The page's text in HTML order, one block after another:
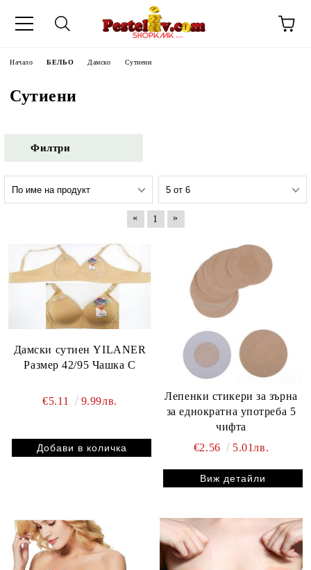
Начало БЕЛЬО Дамско Сутиени
Сутиени
Филтри
« 1 »
Дамски сутиен YILANER
Размер 42/95 Чашка C
€5.11 9.99лв.
Лепенки стикери за зърна
за еднократна употреба 5
чифта
€2.56
5.01лв.
Виж детайли